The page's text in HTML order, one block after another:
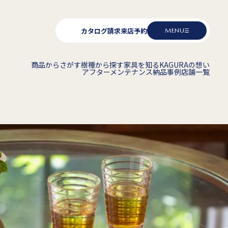
カタログ請求来店予約 MENU
商品からさがす樹種から探す家具を知るKAGURAの想い
アフターメンテナンス納品事例店舗一覧